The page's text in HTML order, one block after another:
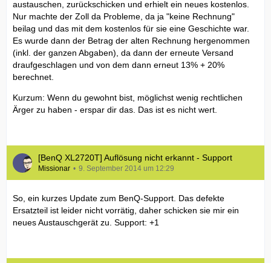
austauschen, zurückschicken und erhielt ein neues kostenlos.
Nur machte der Zoll da Probleme, da ja "keine Rechnung"
beilag und das mit dem kostenlos für sie eine Geschichte war.
Es wurde dann der Betrag der alten Rechnung hergenommen
(inkl. der ganzen Abgaben), da dann der erneute Versand
draufgeschlagen und von dem dann erneut 13% + 20%
berechnet.
Kurzum: Wenn du gewohnt bist, möglichst wenig rechtlichen
Ärger zu haben - erspar dir das. Das ist es nicht wert.
[BenQ XL2720T] Auflösung nicht erkannt - Support
Missionar 9. September 2014 um 12:29
So, ein kurzes Update zum BenQ-Support. Das defekte
Ersatzteil ist leider nicht vorrätig, daher schicken sie mir ein
neues Austauschgerät zu. Support: +1